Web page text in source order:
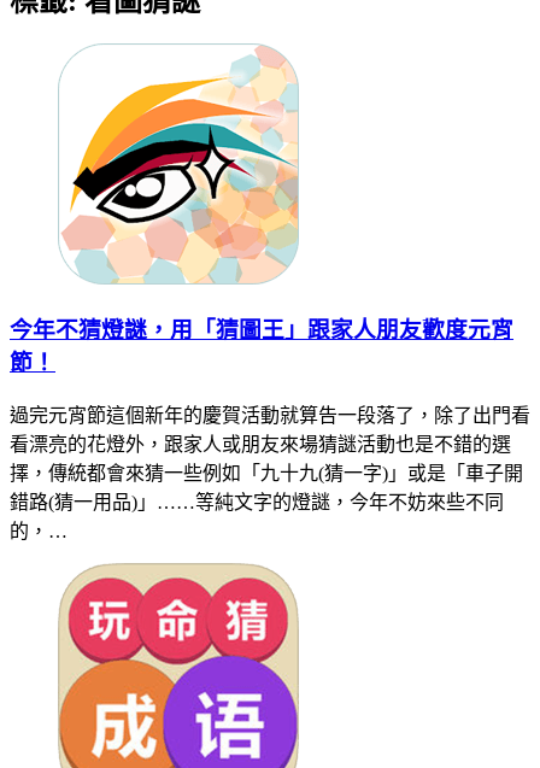
今年不猜燈謎，用「猜圖王」跟家人朋友歡度元宵
節！
過完元宵節這個新年的慶賀活動就算告一段落了，除了出門看
看漂亮的花燈外，跟家人或朋友來場猜謎活動也是不錯的選
擇，傳統都會來猜一些例如「九十九(猜一字)」或是「車子開
錯路(猜一用品)」……等純文字的燈謎，今年不妨來些不同
的，…